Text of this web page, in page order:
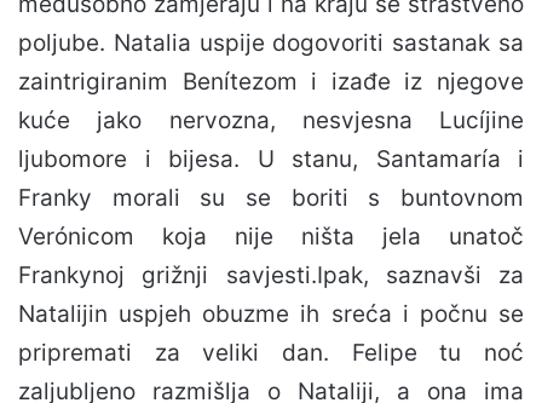
poljube. Natalia uspije dogovoriti sastanak sa
zaintrigiranim Benítezom i izađe iz njegove
kuće jako nervozna, nesvjesna Lucíjine
ljubomore i bijesa. U stanu, Santamaría i
Franky morali su se boriti s buntovnom
Verónicom koja nije ništa jela unatoč
Frankynoj grižnji savjesti.Ipak, saznavši za
Natalijin uspjeh obuzme ih sreća i počnu se
pripremati za veliki dan. Felipe tu noć
zaljubljeno razmišlja o Nataliji, a ona ima